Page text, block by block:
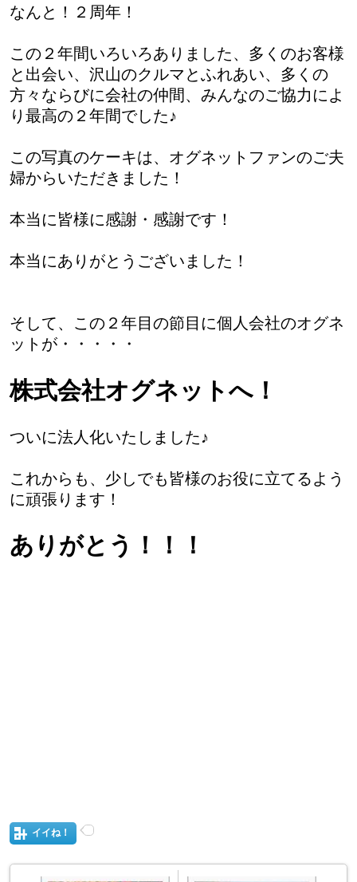
なんと！２周年！
この２年間いろいろありました、多くのお客様
と出会い、沢山のクルマとふれあい、多くの
方々ならびに会社の仲間、みんなのご協力によ
り最高の２年間でした♪
この写真のケーキは、オグネットファンのご夫
婦からいただきました！
本当に皆様に感謝・感謝です！
本当にありがとうございました！
そして、この２年目の節目に個人会社のオグネ
ットが・・・・・
株式会社オグネットへ！
ついに法人化いたしました♪
これからも、少しでも皆様のお役に立てるよう
に頑張ります！
ありがとう！！！
イイね！